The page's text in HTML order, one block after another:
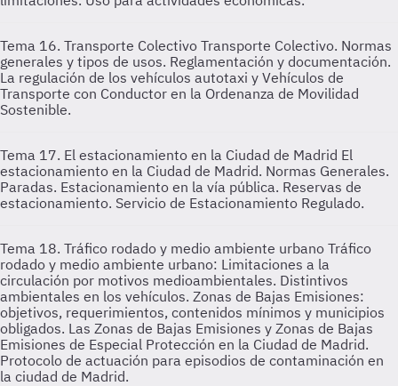
Tema 16. Transporte Colectivo Transporte Colectivo. Normas
generales y tipos de usos. Reglamentación y documentación.
La regulación de los vehículos autotaxi y Vehículos de
Transporte con Conductor en la Ordenanza de Movilidad
Sostenible.
Tema 17. El estacionamiento en la Ciudad de Madrid El
estacionamiento en la Ciudad de Madrid. Normas Generales.
Paradas. Estacionamiento en la vía pública. Reservas de
estacionamiento. Servicio de Estacionamiento Regulado.
Tema 18. Tráfico rodado y medio ambiente urbano Tráfico
rodado y medio ambiente urbano: Limitaciones a la
circulación por motivos medioambientales. Distintivos
ambientales en los vehículos. Zonas de Bajas Emisiones:
objetivos, requerimientos, contenidos mínimos y municipios
obligados. Las Zonas de Bajas Emisiones y Zonas de Bajas
Emisiones de Especial Protección en la Ciudad de Madrid.
Protocolo de actuación para episodios de contaminación en
la ciudad de Madrid.